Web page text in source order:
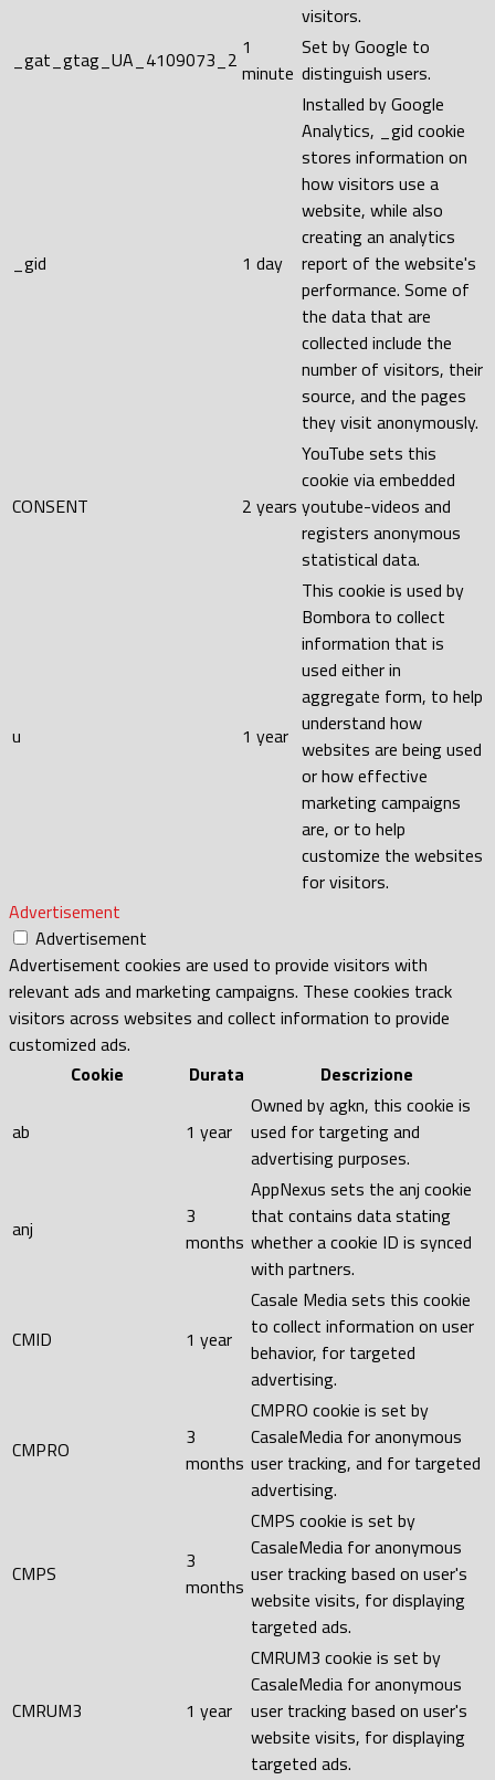
visitors.
_gat_gtag_UA_4109073_2 1
minute
Set by Google to
distinguish users.
_gid 1 day
Installed by Google
Analytics, _gid cookie
stores information on
how visitors use a
website, while also
creating an analytics
report of the website's
performance. Some of
the data that are
collected include the
number of visitors, their
source, and the pages
they visit anonymously.
CONSENT 2 years
YouTube sets this
cookie via embedded
youtube-videos and
registers anonymous
statistical data.
u 1 year
This cookie is used by
Bombora to collect
information that is
used either in
aggregate form, to help
understand how
websites are being used
or how effective
marketing campaigns
are, or to help
customize the websites
for visitors.
Advertisement
Advertisement
Advertisement cookies are used to provide visitors with
relevant ads and marketing campaigns. These cookies track
visitors across websites and collect information to provide
customized ads.
Cookie
Durata Descrizione
ab 1 year
Owned by agkn, this cookie is
used for targeting and
advertising purposes.
anj
3
months
AppNexus sets the anj cookie
that contains data stating
whether a cookie ID is synced
with partners.
CMID 1 year
Casale Media sets this cookie
to collect information on user
behavior, for targeted
advertising.
CMPRO
3
months
CMPRO cookie is set by
CasaleMedia for anonymous
user tracking, and for targeted
advertising.
CMPS
3
months
CMPS cookie is set by
CasaleMedia for anonymous
user tracking based on user's
website visits, for displaying
targeted ads.
CMRUM3 1 year
CMRUM3 cookie is set by
CasaleMedia for anonymous
user tracking based on user's
website visits, for displaying
targeted ads.